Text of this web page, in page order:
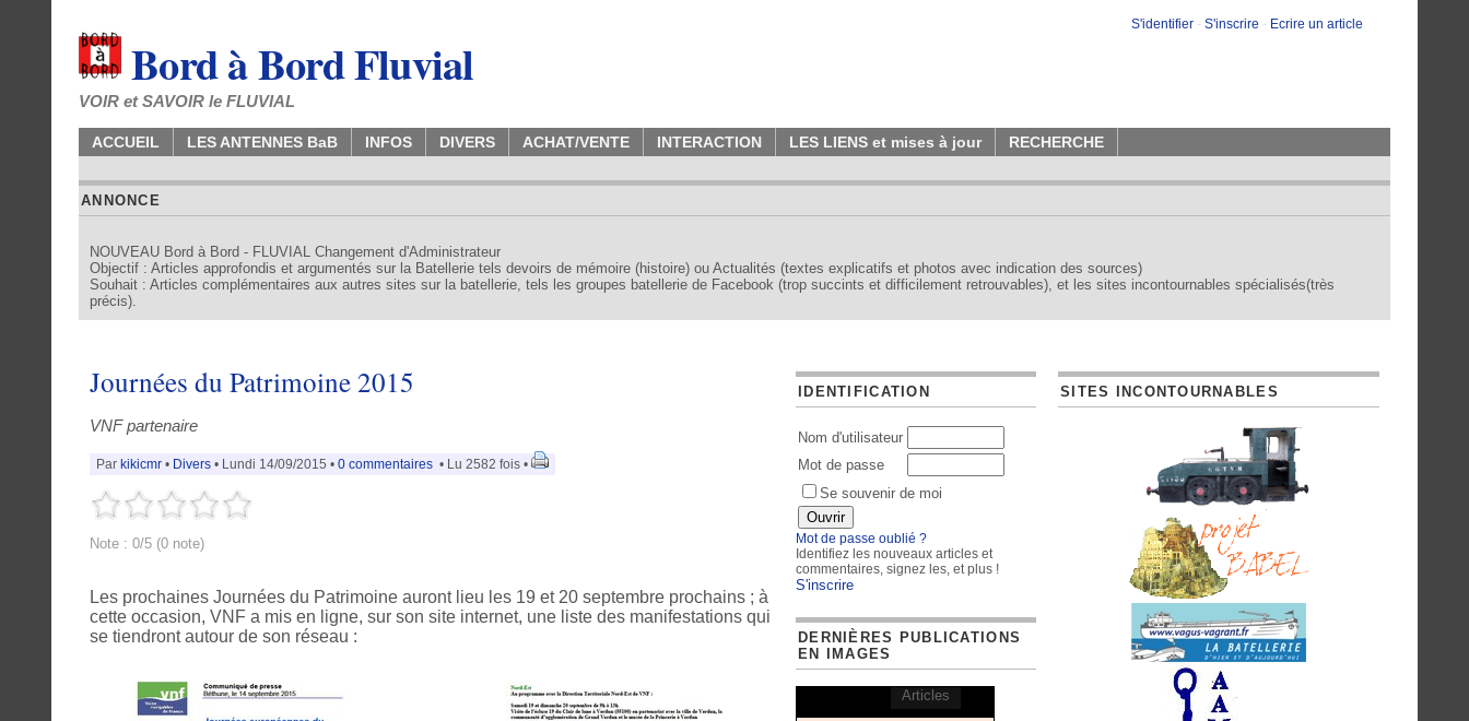
S'identifier - S'inscrire - Ecrire un article
Bord à Bord Fluvial
VOIR et SAVOIR le FLUVIAL
ACCUEIL LES ANTENNES BaB INFOS DIVERS ACHAT/VENTE INTERACTION LES LIENS et mises à jour RECHERCHE
ANNONCE
NOUVEAU Bord à Bord - FLUVIAL Changement d'Administrateur
Objectif : Articles approfondis et argumentés sur la Batellerie tels devoirs de mémoire (histoire) ou Actualités (textes explicatifs et photos avec indication des sources)
Souhait : Articles complémentaires aux autres sites sur la batellerie, tels les groupes batellerie de Facebook (trop succints et difficilement retrouvables), et les sites incontournables spécialisés(très
précis).
Journées du Patrimoine 2015
VNF partenaire
Par kikicmr • Divers • Lundi 14/09/2015 • 0 commentaires • Lu 2582 fois •
Note : 0/5 (0 note)
Les prochaines Journées du Patrimoine auront lieu les 19 et 20 septembre prochains ; à
cette occasion, VNF a mis en ligne, sur son site internet, une liste des manifestations qui
se tiendront autour de son réseau :
IDENTIFICATION
Nom d'utilisateur
Mot de passe
Se souvenir de moi
Mot de passe oublié ?
Identifiez les nouveaux articles et
commentaires, signez les, et plus !
S'inscrire
DERNIÈRES PUBLICATIONS
EN IMAGES
Articles
SITES INCONTOURNABLES